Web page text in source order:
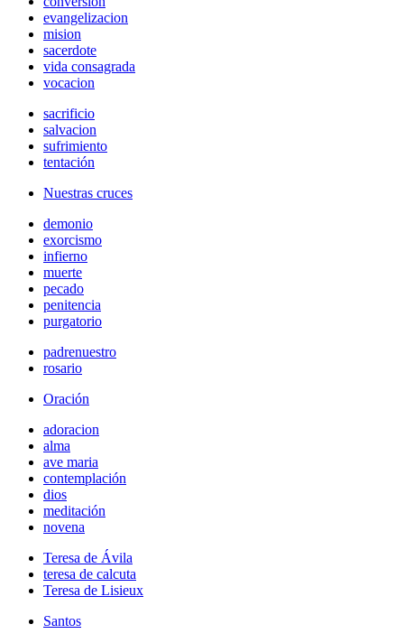
evangelizacion
mision
sacerdote
vida consagrada
vocacion
sacrificio
salvacion
sufrimiento
tentación
Nuestras cruces
demonio
exorcismo
infierno
muerte
pecado
penitencia
purgatorio
padrenuestro
rosario
Oración
adoracion
alma
ave maria
contemplación
dios
meditación
novena
Teresa de Ávila
teresa de calcuta
Teresa de Lisieux
Santos